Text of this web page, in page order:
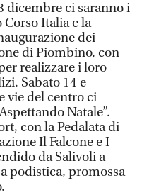
dicembre ci saranno i
Italia e la
dei
di Piombino, con
realizzare i loro
Sabato 14 e
vie del centro ci
Natale”.
con la Pedalata di
Il Falcone e I
da Salivoli a
podistica, promossa